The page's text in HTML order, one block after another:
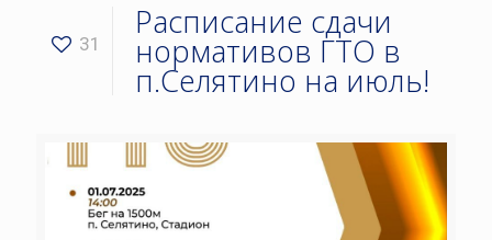
31
Расписание сдачи
нормативов ГТО в
п.Селятино на июль!